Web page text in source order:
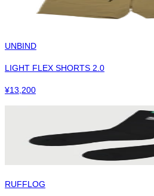
UNBIND
LIGHT FLEX SHORTS 2.0
¥13,200
RUFFLOG